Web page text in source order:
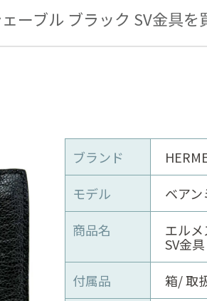
ーブル ブラック SV金具を
ブランド
モデル
ベアン
商品名
エル
SV金
付属品
箱/ 取